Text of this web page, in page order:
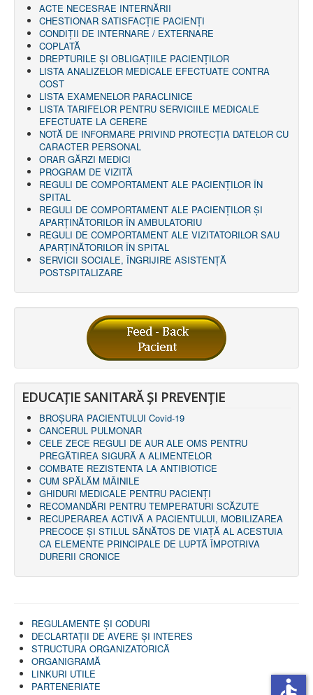
ACTE NECESRAE INTERNĂRII
CHESTIONAR SATISFACŢIE PACIENŢI
CONDIȚII DE INTERNARE / EXTERNARE
COPLATĂ
DREPTURILE ŞI OBLIGAŢIILE PACIENȚILOR
LISTA ANALIZELOR MEDICALE EFECTUATE CONTRA
COST
LISTA EXAMENELOR PARACLINICE
LISTA TARIFELOR PENTRU SERVICIILE MEDICALE
EFECTUATE LA CERERE
NOTĂ DE INFORMARE PRIVIND PROTECŢIA DATELOR CU
CARACTER PERSONAL
ORAR GĂRZI MEDICI
PROGRAM DE VIZITĂ
REGULI DE COMPORTAMENT ALE PACIENȚILOR ÎN
SPITAL
REGULI DE COMPORTAMENT ALE PACIENȚILOR ȘI
APARȚINĂTORILOR ÎN AMBULATORIU
REGULI DE COMPORTAMENT ALE VIZITATORILOR SAU
APARȚINĂTORILOR ÎN SPITAL
SERVICII SOCIALE, ÎNGRIJIRE ASISTENŢĂ
POSTSPITALIZARE
EDUCAȚIE SANITARĂ ȘI PREVENȚIE
BROȘURA PACIENTULUI Covid-19
CANCERUL PULMONAR
CELE ZECE REGULI DE AUR ALE OMS PENTRU
PREGĂTIREA SIGURĂ A ALIMENTELOR
COMBATE REZISTENTA LA ANTIBIOTICE
CUM SPĂLĂM MÂINILE
GHIDURI MEDICALE PENTRU PACIENȚI
RECOMANDĂRI PENTRU TEMPERATURI SCĂZUTE
RECUPERAREA ACTIVĂ A PACIENTULUI, MOBILIZAREA
PRECOCE ȘI STILUL SĂNĂTOS DE VIAȚĂ AL ACESTUIA
CA ELEMENTE PRINCIPALE DE LUPTĂ ÎMPOTRIVA
DURERII CRONICE
REGULAMENTE ŞI CODURI
DECLARTAŢII DE AVERE ȘI INTERES
STRUCTURA ORGANIZATORICĂ
ORGANIGRAMĂ
LINKURI UTILE
PARTENERIATE